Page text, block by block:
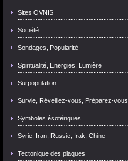
Sites OVNIS
Société
Sondages, Popularité
Spiritualité, Energies, Lumière
Surpopulation
Survie, Réveillez-vous, Préparez-vous
Symboles ésotériques
Syrie, Iran, Russie, Irak, Chine
Tectonique des plaques